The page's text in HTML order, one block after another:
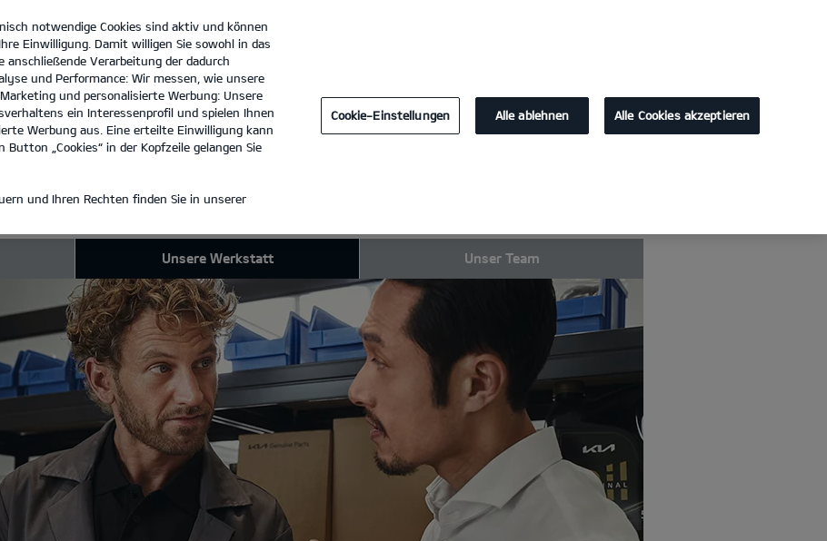
Dürkop GmbH Filiale Goslar Tel. :
WERKSTATT
Unsere Werkstatt Unser Team
notwendige Cookies sind aktiv und können
Einwilligung. Damit willigen Sie sowohl in das
anschließende Verarbeitung der dadurch
und Performance: Wir messen, wie unsere
und personalisierte Werbung: Unsere
ein Interessenprofil und spielen Ihnen
Werbung aus. Eine erteilte Einwilligung kann
„Cookies“ in der Kopfzeile gelangen Sie
und Ihren Rechten finden Sie in unserer
Cookie-Einstellungen Alle ablehnen Alle Cookies akzeptieren